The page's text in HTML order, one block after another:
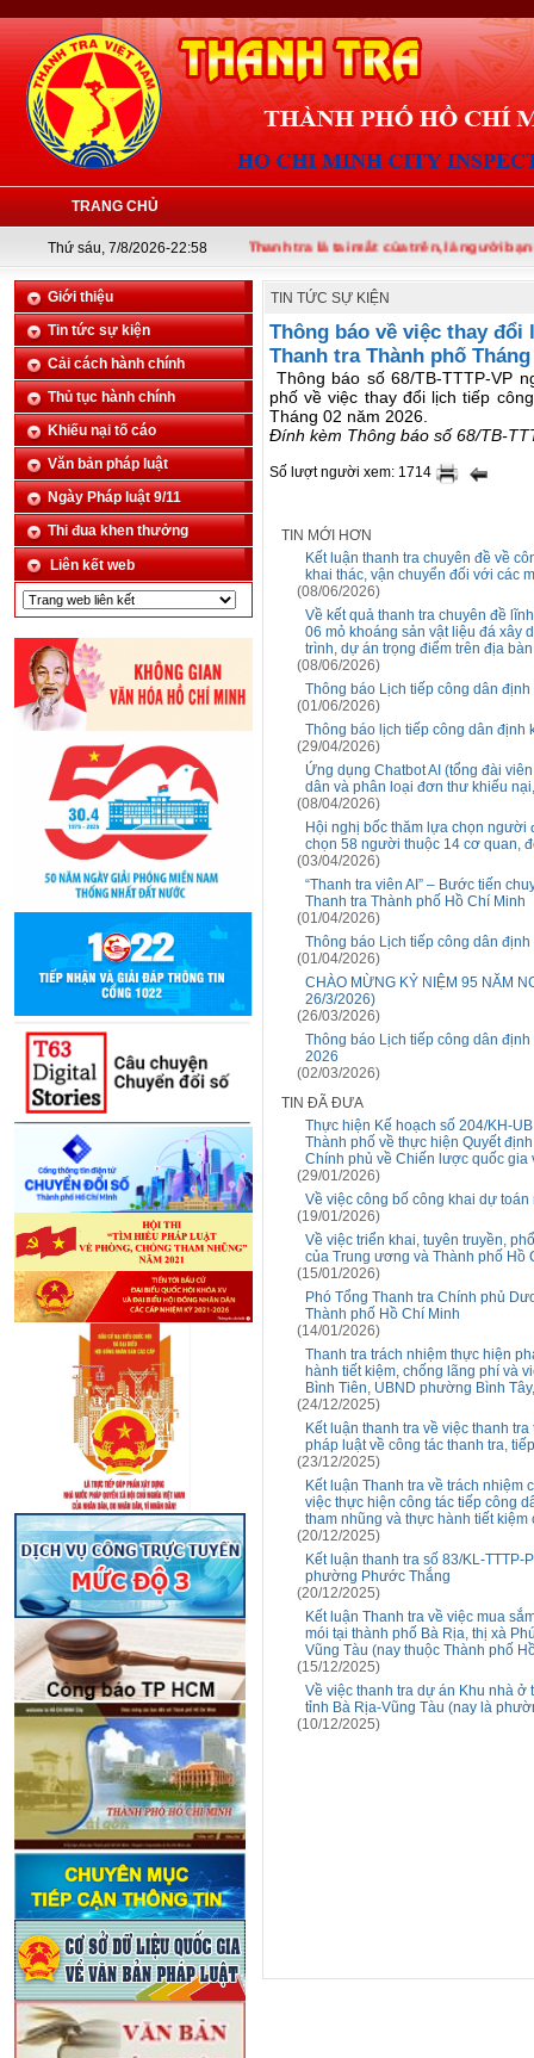
TRANG CHỦ
Thứ sáu, 7/8/2026-22:58Thanh tra là tai mắt của trên, là người bạn của
Giới thiệu
Tin tức sự kiện
Cải cách hành chính
Thủ tục hành chính
Khiếu nại tố cáo
Văn bản pháp luật
Ngày Pháp luật 9/11
Thi đua khen thưởng
Liên kết web
TIN TỨC SỰ KIỆN
Thông báo về việc thay
Thanh tra Thành phố Tháng
Thông báo số 68/TB-TTTP-VP
phố về việc thay đổi lịch tiếp
Tháng 02 năm 2026.
Đính kèm Thông báo số 68/TB-
Số lượt người xem: 1714
TIN MỚI HƠN
Kết luận thanh tra chuyên đề về
khai thác, vận chuyển đối với các
(08/06/2026)
Về kết quả thanh tra chuyên đề
06 mỏ khoáng sản vật liệu đá xây
trình, dự án trọng điểm trên địa
(08/06/2026)
Thông báo Lịch tiếp công dân
(01/06/2026)
Thông báo lịch tiếp công dân định
(29/04/2026)
Ứng dụng Chatbot AI (tổng đài
dân và phân loại đơn thư khiếu
(08/04/2026)
Hội nghị bốc thăm lựa chọn người
chọn 58 người thuộc 14 cơ quan,
(03/04/2026)
“Thanh tra viên AI” – Bước tiến
Thanh tra Thành phố Hồ Chí Minh
(01/04/2026)
Thông báo Lịch tiếp công dân
(01/04/2026)
CHÀO MỪNG KỶ NIỆM 95 NĂM
26/3/2026)
(26/03/2026)
Thông báo Lịch tiếp công dân
2026
(02/03/2026)
TIN ĐÃ ĐƯA
Thực hiện Kế hoạch số 204/KH-
Thành phố về thực hiện Quyết
Chính phủ về Chiến lược quốc gia
(29/01/2026)
Về việc công bố công khai dự
(19/01/2026)
Về việc triển khai, tuyên truyền,
của Trung ương và Thành phố Hồ
(15/01/2026)
Phó Tổng Thanh tra Chính phủ
Thành phố Hồ Chí Minh
(14/01/2026)
Thanh tra trách nhiệm thực hiện
hành tiết kiệm, chống lãng phí và
Bình Tiên, UBND phường Bình
(24/12/2025)
Kết luận thanh tra về việc thanh
pháp luật về công tác thanh tra,
(23/12/2025)
Kết luận Thanh tra về trách nhiệm
việc thực hiện công tác tiếp công
tham nhũng và thực hành tiết
(20/12/2025)
Kết luận thanh tra số 83/KL-
phường Phước Thắng
(20/12/2025)
Kết luận Thanh tra về việc mua
mói tại thành phố Bà Rịa, thị xà
Vũng Tàu (nay thuộc Thành phố
(15/12/2025)
Về việc thanh tra dự án Khu nhà ở
tỉnh Bà Rịa-Vũng Tàu (nay là
(10/12/2025)